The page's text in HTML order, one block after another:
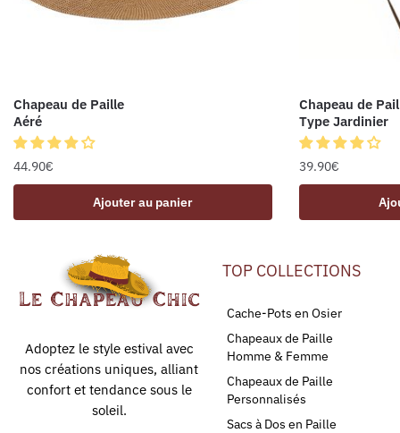
Chapeau de Paille
Aéré
44.90€
Ajouter au panier
Chapeau de
Type Jardinier
39.90€
Adoptez le style estival avec
nos créations uniques, alliant
confort et tendance sous le
soleil.
TOP COLLECTIONS
Cache-Pots en Osier
Chapeaux de Paille
Homme & Femme
Chapeaux de Paille
Personnalisés
Sacs à Dos en Paille